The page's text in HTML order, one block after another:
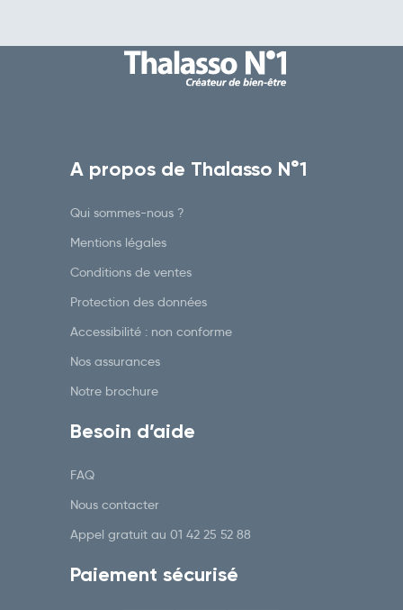
A propos de Thalasso N°1
Qui sommes-nous ?
Mentions légales
Conditions de ventes
Protection des données
Accessibilité : non conforme
Nos assurances
Notre brochure
Besoin d’aide
FAQ
Nous contacter
Appel gratuit au 01 42 25 52 88
Paiement sécurisé